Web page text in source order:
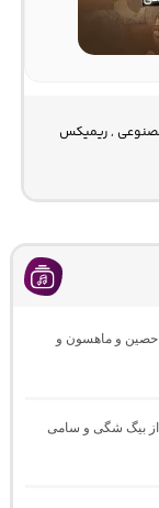
, ریمیکس
حصین و ماهسون و
از بیگ شگی و سامی